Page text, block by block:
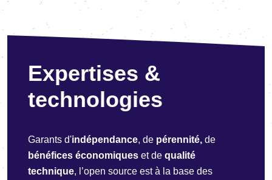
Expertises &
technologies
Garants d'indépendance, de pérennité, de
bénéfices économiques et de qualité
technique, l’open source est à la base des